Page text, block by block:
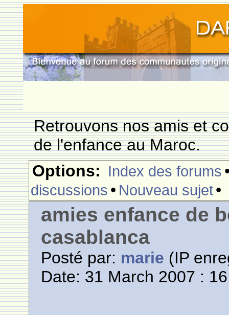
Retrouvons nos amis et
de l'enfance au Maroc.
Options: Index des forums
discussions • Nouveau sujet•
amies enfance de
casablanca
Posté par: marie (IP
Date: 31 March 2007 :